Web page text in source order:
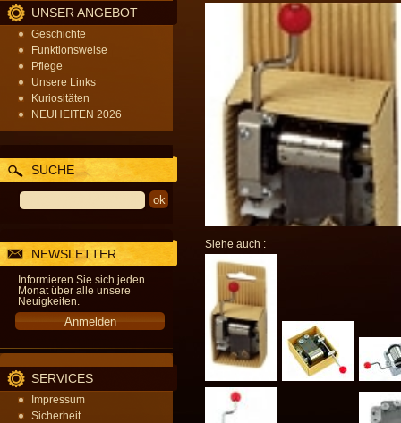
UNSER ANGEBOT
Geschichte
Funktionsweise
Pflege
Unsere Links
Kuriositäten
NEUHEITEN 2026
SUCHE
NEWSLETTER
Informieren Sie sich jeden
Monat über alle unsere
Neuigkeiten.
SERVICES
Impressum
Sicherheit
Siehe auch :